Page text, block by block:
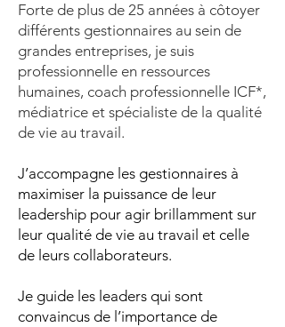
Forte de plus de 25 années à côtoyer
différents gestionnaires au sein de
grandes entreprises, je suis
professionnelle en ressources
humaines, coach professionnelle ICF*,
médiatrice et spécialiste de la qualité
de vie au travail.
J’accompagne les gestionnaires à
maximiser la puissance de leur
leadership pour agir brillamment sur
leur qualité de vie au travail et celle
de leurs collaborateurs.
Je guide les leaders qui sont
convaincus de l’importance de